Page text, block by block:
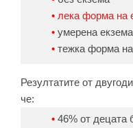
лека форма на
умерена екзема
тежка форма
Резултатите от
че:
46% от децата